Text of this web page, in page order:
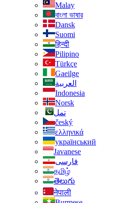
Malay
বাংলা ভাষার
Dansk
Suomi
हिन्दी
Pilipino
Türkçe
Gaeilge
العربية
Indonesia
Norsk‎
تمل
český
ελληνικά
український
Javanese
فارسی
தமிழ்
తెలుగు
नेपाली